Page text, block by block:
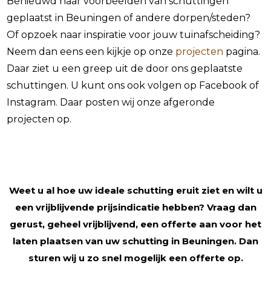
geplaatst in Beuningen of andere dorpen/steden?
Of opzoek naar inspiratie voor jouw tuinafscheiding?
Neem dan eens een kijkje op onze projecten pagina.
Daar ziet u een greep uit de door ons geplaatste
schuttingen. U kunt ons ook volgen op Facebook of
Instagram. Daar posten wij onze afgeronde
projecten op.
Weet u al hoe uw ideale schutting eruit ziet en wilt u
een vrijblijvende prijsindicatie hebben? Vraag dan
gerust, geheel vrijblijvend, een offerte aan voor het
laten plaatsen van uw schutting in Beuningen. Dan
sturen wij u zo snel mogelijk een offerte op.